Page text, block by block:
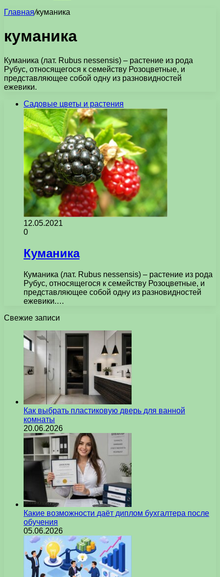
Главная/куманика
куманика
Куманика (лат. Rubus nessensis) – растение из рода
Рубус, относящегося к семейству Розоцветные, и
представляющее собой одну из разновидностей
ежевики.
Садовые цветы и растения
12.05.2021
0
Куманика
Куманика (лат. Rubus nessensis) – растение из рода
Рубус, относящегося к семейству Розоцветные, и
представляющее собой одну из разновидностей
ежевики.…
Свежие записи
Как выбрать пластиковую дверь для ванной
комнаты
20.06.2026
Какие возможности даёт диплом бухгалтера после
обучения
05.06.2026